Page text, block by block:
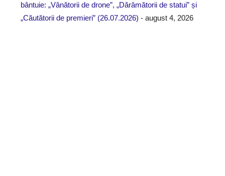
bântuie: „Vânătorii de drone”, „Dărâmătorii de statui” și
„Căutătorii de premieri” (26.07.2026) - august 4, 2026